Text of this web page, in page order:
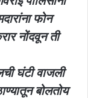
फोन
नोंदवून ती
घंटी वाजली
बोलतोय